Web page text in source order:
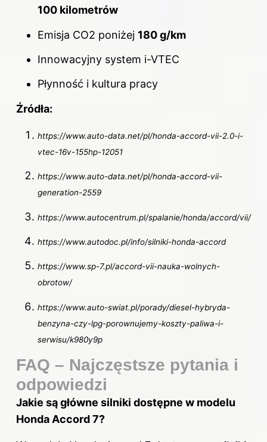
100 kilometrów
Emisja CO2 poniżej 180 g/km
Innowacyjny system i-VTEC
Płynność i kultura pracy
Źródła:
https://www.auto-data.net/pl/honda-accord-vii-2.0-i-
vtec-16v-155hp-12051
https://www.auto-data.net/pl/honda-accord-vii-
generation-2559
https://www.autocentrum.pl/spalanie/honda/accord/vii/
https://www.autodoc.pl/info/silniki-honda-accord
https://www.sp-7.pl/accord-vii-nauka-wolnych-
obrotow/
https://www.auto-swiat.pl/porady/diesel-hybryda-
benzyna-czy-lpg-porownujemy-koszty-paliwa-i-
serwisu/k980y9p
FAQ – Najczęstsze pytania i
odpowiedzi
Jakie są główne silniki dostępne w modelu
Honda Accord 7?